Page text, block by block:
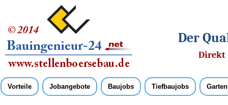
Der
Direkt
Vorteile Jobangebote Baujobs Tiefbaujobs